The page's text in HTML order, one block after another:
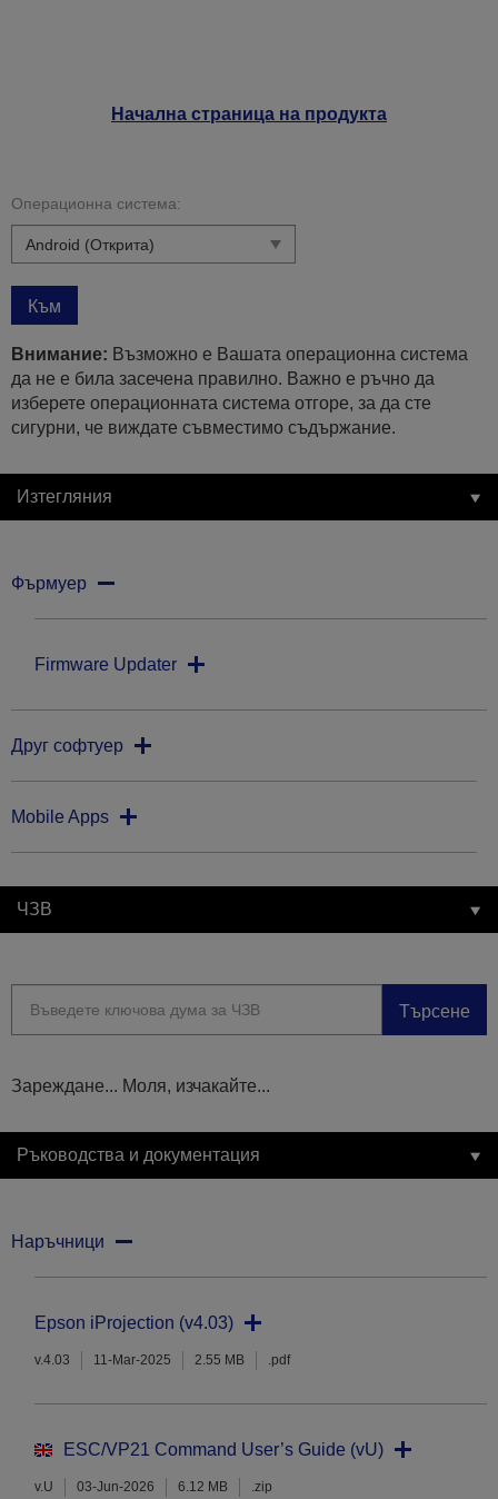
Начална страница на продукта
Операционна система:
Към
Внимание: Възможно е Вашата операционна система
да не е била засечена правилно. Важно е ръчно да
изберете операционната система отгоре, за да сте
сигурни, че виждате съвместимо съдържание.
Изтегляния
Фърмуер
Firmware Updater
Друг софтуер
Mobile Apps
ЧЗВ
Търсене
Зареждане... Моля, изчакайте...
Ръководства и документация
Наръчници
Epson iProjection (v4.03)
v.4.03 11-Mar-2025 2.55 MB .pdf
ESC/VP21 Command User’s Guide (vU)
v.U 03-Jun-2026 6.12 MB .zip